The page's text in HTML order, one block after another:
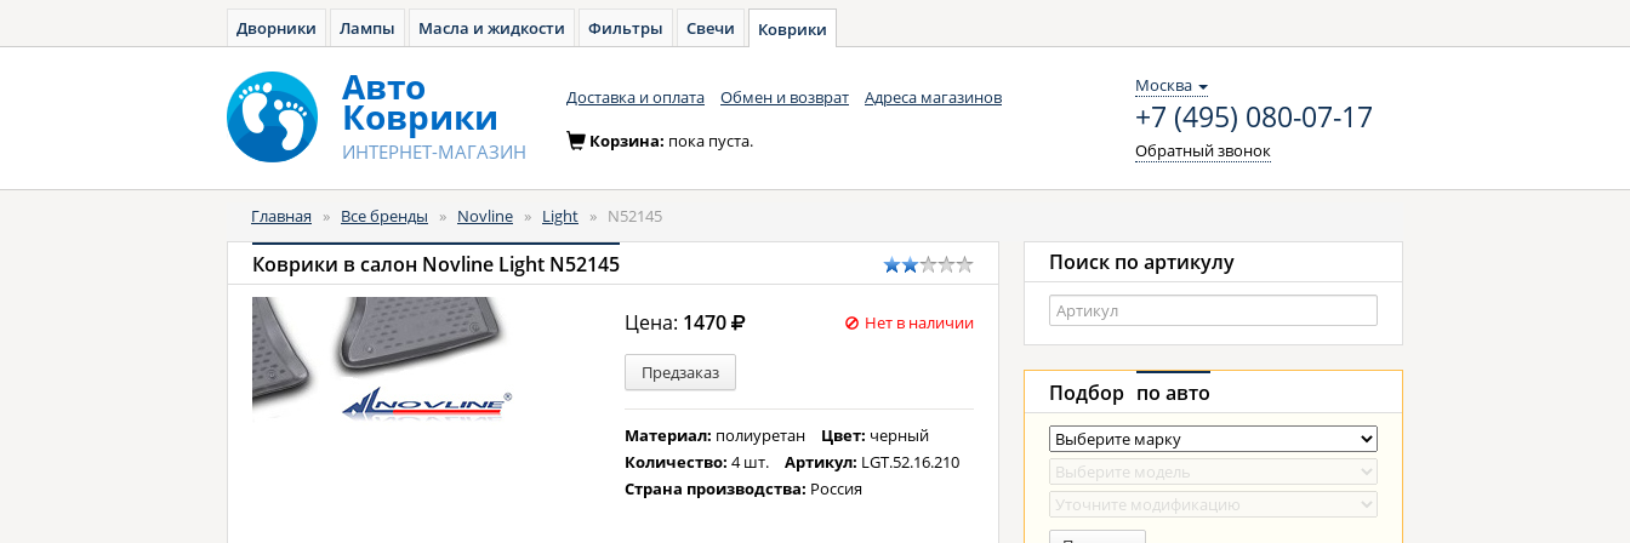
Дворники Лампы Масла и жидкости Фильтры Свечи Коврики
Авто
Коврики
ИНТЕРНЕТ-МАГАЗИН
Доставка и оплата Обмен и возврат Адреса магазинов
Москва
+7 (495) 080-07-17
Обратный звонок
Корзина: пока пуста.
Главная » Все бренды » Novline » Light » N52145
Коврики в салон Novline Light N52145
Цена: 1470 Нет в наличии
Предзаказ
Материал: полиуретан Цвет: черный
Количество:4 шт. Артикул: LGT.52.16.210
Страна производства: Россия
Поиск по артикулу
Подбор по авто